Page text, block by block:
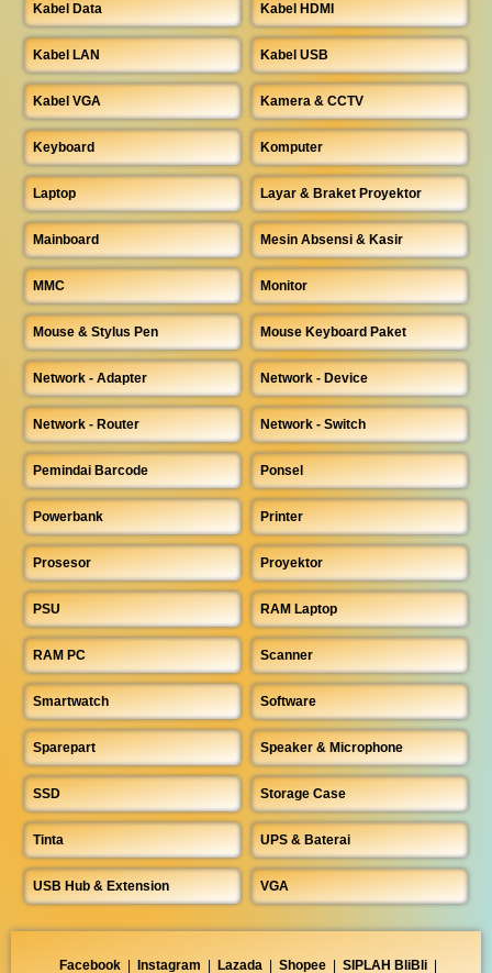
Kabel Data Kabel HDMI
Kabel LAN Kabel USB
Kabel VGA Kamera & CCTV
Keyboard Komputer
Laptop Layar & Braket Proyektor
Mainboard Mesin Absensi & Kasir
MMC Monitor
Mouse & Stylus Pen Mouse Keyboard Paket
Network - Adapter Network - Device
Network - Router Network - Switch
Pemindai Barcode Ponsel
Powerbank Printer
Prosesor Proyektor
PSU RAM Laptop
RAM PC Scanner
Smartwatch Software
Sparepart Speaker & Microphone
SSD Storage Case
Tinta UPS & Baterai
USB Hub & Extension VGA
Facebook Instagram Lazada Shopee SIPLAH BliBli